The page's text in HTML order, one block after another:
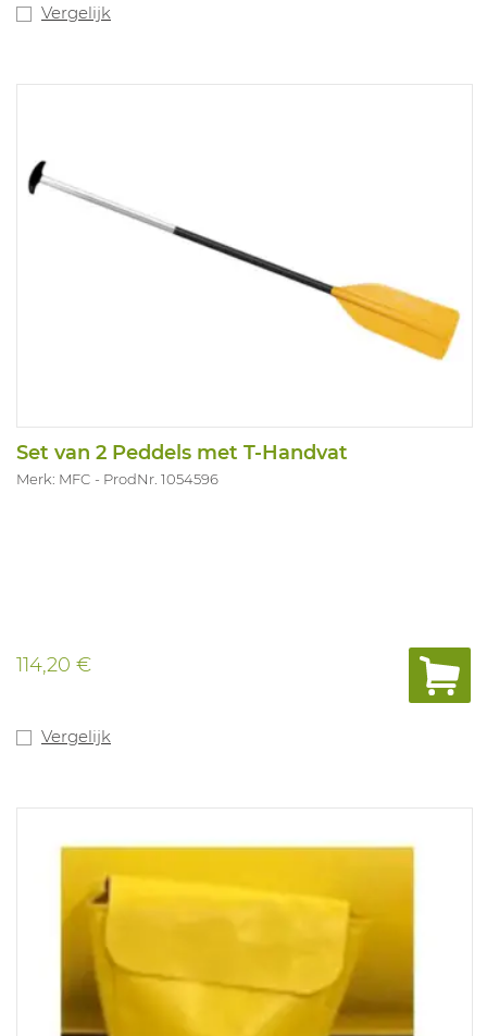
Vergelijk
Set van 2 Peddels met T-Handvat
Merk: MFC ProdNr. 1054596
114,20 €
Vergelijk